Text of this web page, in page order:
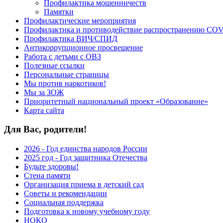
Профилактика мошенничеств
Памятки
Профилактические мероприятия
Профилактика и противодействие распространению
Профилактика ВИЧ/СПИД
Антикоррупционное просвещение
Работа с детьми с ОВЗ
Полезные ссылки
Персональные страницы
Мы против наркотиков!
Мы за ЗОЖ
Приоритетный национальный проект «Образование»
Карта сайта
Для Вас, родители!
2026 - Год единства народов России
2025 год - Год защитника Отечества
Будьте здоровы!
Стена памяти
Организация приема в детский сад
Советы и рекомендации
Социальная поддержка
Подготовка к новому учебному году
НОКО